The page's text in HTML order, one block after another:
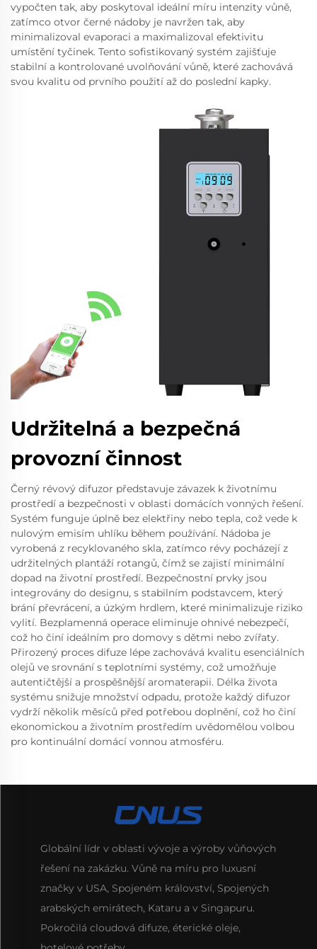
vypočten tak, aby poskytoval ideální míru intenzity vůně,
zatímco otvor černé nádoby je navržen tak, aby
minimalizoval evaporaci a maximalizoval efektivitu
umístění tyčinek. Tento sofistikovaný systém zajišťuje
stabilní a kontrolované uvolňování vůně, které zachovává
svou kvalitu od prvního použití až do poslední kapky.
Udržitelná a bezpečná
provozní činnost
Černý révový difuzor představuje závazek k životnímu
prostředí a bezpečnosti v oblasti domácích vonných řešení.
Systém funguje úplně bez elektřiny nebo tepla, což vede k
nulovým emisím uhlíku během používání. Nádoba je
vyrobená z recyklovaného skla, zatímco révy pocházejí z
udržitelných plantáží rotangů, čímž se zajistí minimální
dopad na životní prostředí. Bezpečnostní prvky jsou
integrovány do designu, s stabilním podstavcem, který
brání převrácení, a úzkým hrdlem, které minimalizuje riziko
vylití. Bezplamenná operace eliminuje ohnivé nebezpečí,
což ho činí ideálním pro domovy s dětmi nebo zvířaty.
Přirozený proces difuze lépe zachovává kvalitu esenciálních
olejů ve srovnání s teplotními systémy, což umožňuje
autentičtější a prospěšnější aromaterapii. Délka života
systému snižuje množství odpadu, protože každý difuzor
vydrží několik měsíců před potřebou doplnění, což ho činí
ekonomickou a životním prostředím uvědomělou volbou
pro kontinuální domácí vonnou atmosféru.
Globální lídr v oblasti vývoje a výroby vůňových
řešení na zakázku. Vůně na míru pro luxusní
značky v USA, Spojeném království, Spojených
arabských emirátech, Kataru a v Singapuru.
Pokročilá cloudová difuze, éterické oleje,